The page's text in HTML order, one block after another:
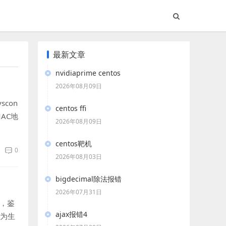
地
0
鉴
生
最新文章
nvidiaprime centos
2026年08月09日
centos ffi
2026年08月09日
centos靶机
2026年08月03日
bigdecimal除法报错
2026年07月31日
ajax报错4